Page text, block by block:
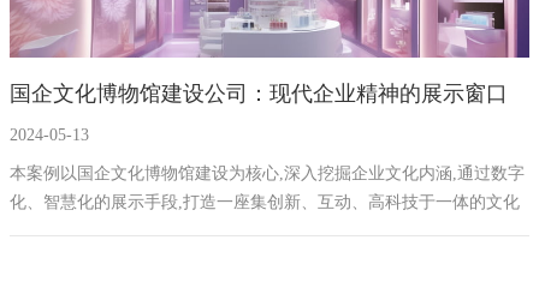
国企文化博物馆建设公司：现代企业精神的展示窗口
2024-05-13
本案例以国企文化博物馆建设为核心,深入挖掘企业文化内涵,通过数字
化、智慧化的展示手段,打造一座集创新、互动、高科技于一体的文化
博物馆,为新时代国企精神的传播提供有力支撑。